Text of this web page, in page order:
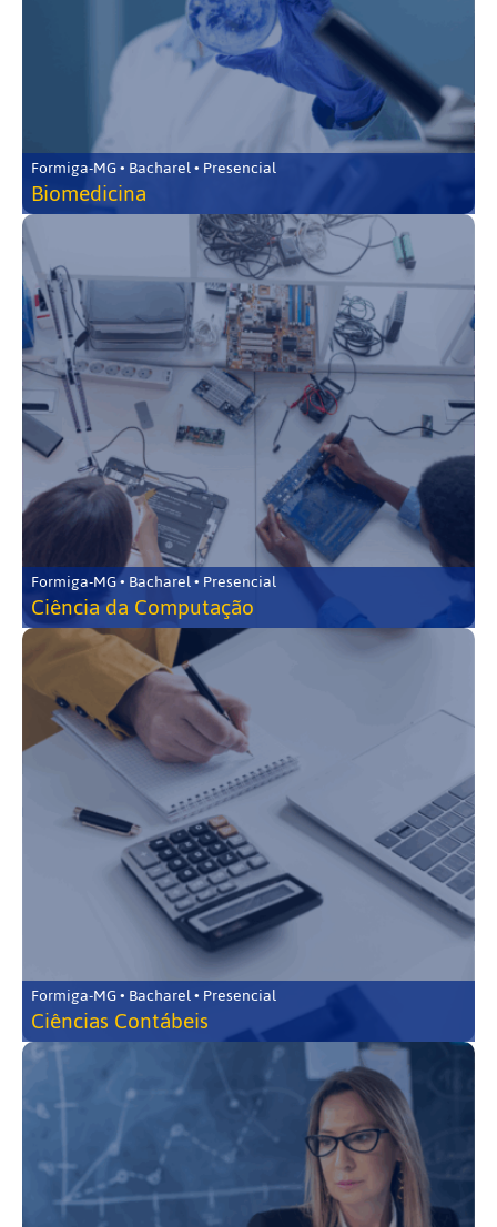
Formiga-MG • Bacharel • Presencial
Biomedicina
Formiga-MG • Bacharel • Presencial
Ciência da Computação
Formiga-MG • Bacharel • Presencial
Ciências Contábeis